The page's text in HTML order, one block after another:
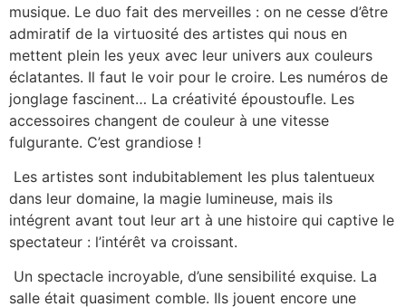
musique. Le duo fait des merveilles : on ne cesse d’être
admiratif de la virtuosité des artistes qui nous en
mettent plein les yeux avec leur univers aux couleurs
éclatantes. Il faut le voir pour le croire. Les numéros de
jonglage fascinent… La créativité époustoufle. Les
accessoires changent de couleur à une vitesse
fulgurante. C’est grandiose !
Les artistes sont indubitablement les plus talentueux
dans leur domaine, la magie lumineuse, mais ils
intégrent avant tout leur art à une histoire qui captive le
spectateur : l’intérêt va croissant.
Un spectacle incroyable, d’une sensibilité exquise. La
salle était quasiment comble. Ils jouent encore une